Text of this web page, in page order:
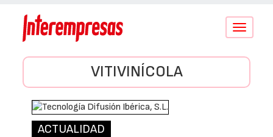
Conmutar
VITIVINÍCOLA
ACTUALIDAD